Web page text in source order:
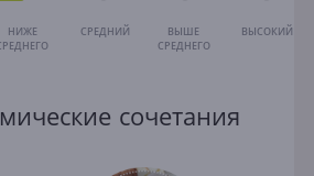
НИЖЕ
СРЕДНИЙ
ВЫШЕ
СРЕДНЕГО
ВЫСОКИЙ
сочетания